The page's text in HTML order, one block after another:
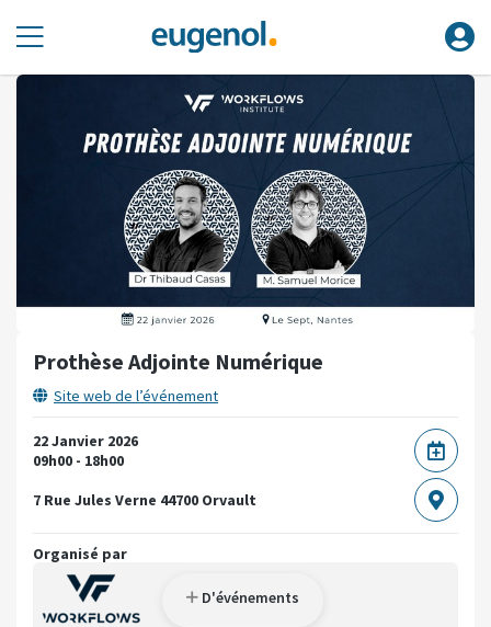
Prothèse Adjointe Numérique
Site web de l’événement
22 Janvier 2026
09h00 - 18h00
7 Rue Jules Verne 44700 Orvault
Organisé par
D'événements